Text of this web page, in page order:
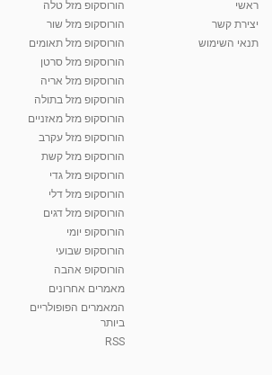
קרין גורן - העוגה המתגלצ’ת ללא קמח
38.5k צפיות
יוסי שר - מתמחה בשיטת אלכסנדר וטאי צ'י
רנה רז-גילו -טיפול אנרגטי ויעוץ רוחני - נומרולוגית
2,310 צפיות
סודות בתאריך הלידה, משמעות חודש הלידה -
ינואר זינה ליבשיץ נומרולוגית
3,261 צפיות
ליסה גרוסמן - המרכז לאימון התנהגותי - קשב
וריכוז ברעננה - הרצאת מבוא: אימון להצלחה של...
ראשי
יצירת קשר
תנאי השימוש
הורוסקופ מזל טלה
הורוסקופ מזל שור
הורוסקופ מזל תאומים
הורוסקופ מזל סרטן
הורוסקופ מזל אריה
הורוסקופ מזל בתולה
הורוסקופ מזל מאזניים
הורוסקופ מזל עקרב
הורוסקופ מזל קשת
הורוסקופ מזל גדי
הורוסקופ מזל דלי
הורוסקופ מזל דגים
הורוסקופ יומי
הורוסקופ שבועי
הורוסקופ אהבה
מאמרים אחרונים
המאמרים הפופולריים
ביותר
RSS